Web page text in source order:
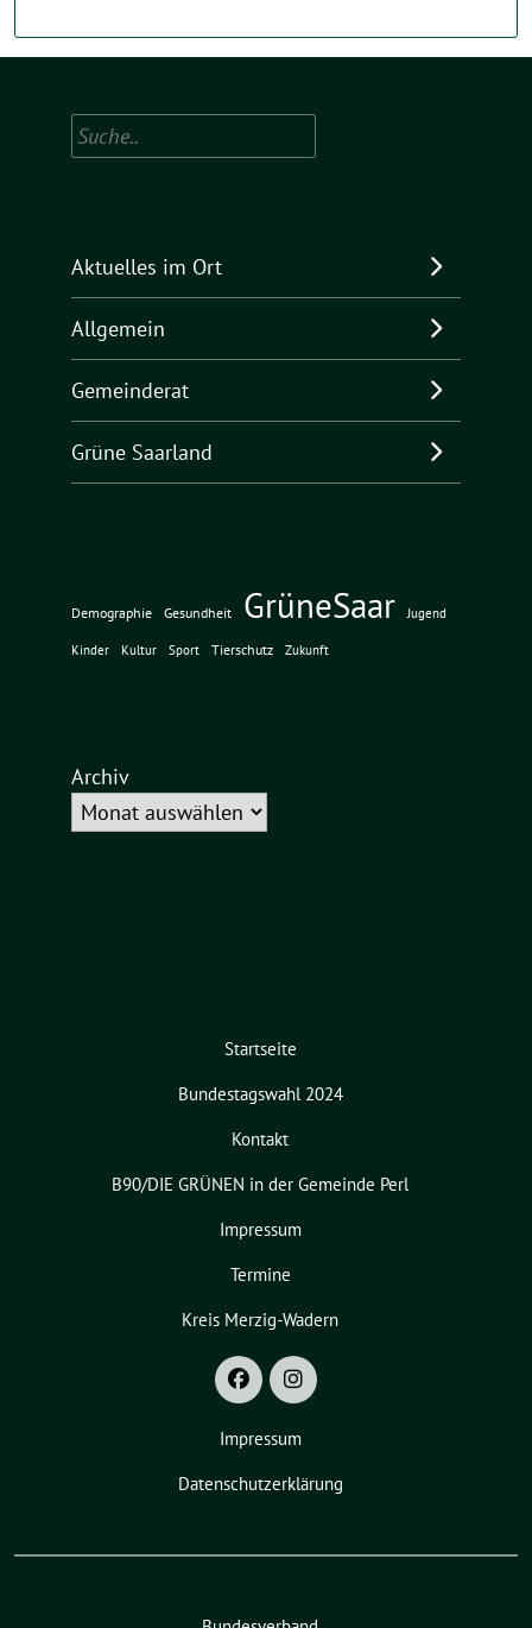
Suchen
Aktuelles im Ort
Allgemein
Gemeinderat
Grüne Saarland
Demographie Gesundheit GrüneSaar Jugend
Kinder Kultur Sport Tierschutz Zukunft
Archiv
Startseite
Bundestagswahl 2024
Kontakt
B90/DIE GRÜNEN in der Gemeinde Perl
Impressum
Termine
Kreis Merzig-Wadern
Impressum
Datenschutzerklärung